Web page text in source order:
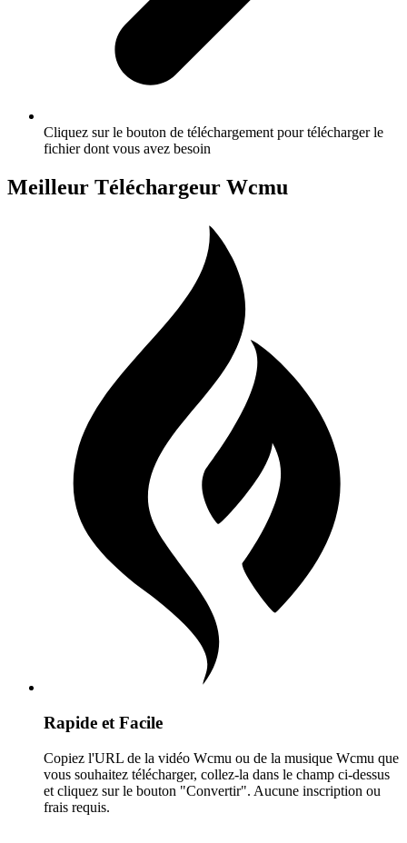
Cliquez sur le bouton de téléchargement pour télécharger le
fichier dont vous avez besoin
Meilleur Téléchargeur Wcmu
Rapide et Facile
Copiez l'URL de la vidéo Wcmu ou de la musique Wcmu que
vous souhaitez télécharger, collez-la dans le champ ci-dessus
et cliquez sur le bouton "Convertir". Aucune inscription ou
frais requis.